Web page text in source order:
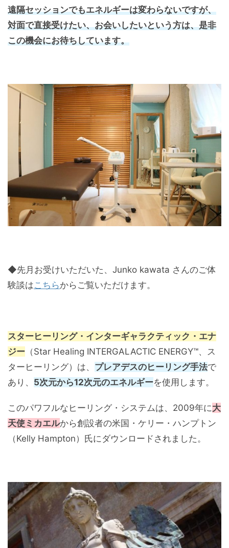
遠隔セッションでもエネルギーは変わらないですが、
対面で直接受けたい、お会いしたいという方は、是非
この機会にお待ちしています。
◆先月お受けいただいた、Junko kawata さんのご体
験談はこちらからご覧いただけます。
スターヒーリング・インターギャラクティック・エナ
ジー （Star Healing INTERGALACTIC ENERGY™、ス
ターヒーリング）は、 プレアデスのヒーリング手法で
あり、 5次元から12次元のエネルギーを使用します。
このパワフルなヒーリング・システムは、2009年に大
天使ミカエルから創設者の米国・ケリー・ハンプトン
（Kelly Hampton）氏にダウンロードされました。